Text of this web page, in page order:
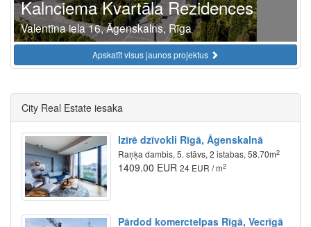
Kalnciema Kvartāla Rezidences
Valentīna iela 16, Āgenskalns, Rīga
Apskatīt visus jaunos projektus
City Real Estate iesaka
Izīrē dzīvokli Rīgā, Āgenskalnā
Raņķa dambis, 5. stāvs, 2 istabas, 58.70m2
1409.00 EUR 24 EUR / m2
Pārdod komerctelpas Rīgā, Vecrīgā